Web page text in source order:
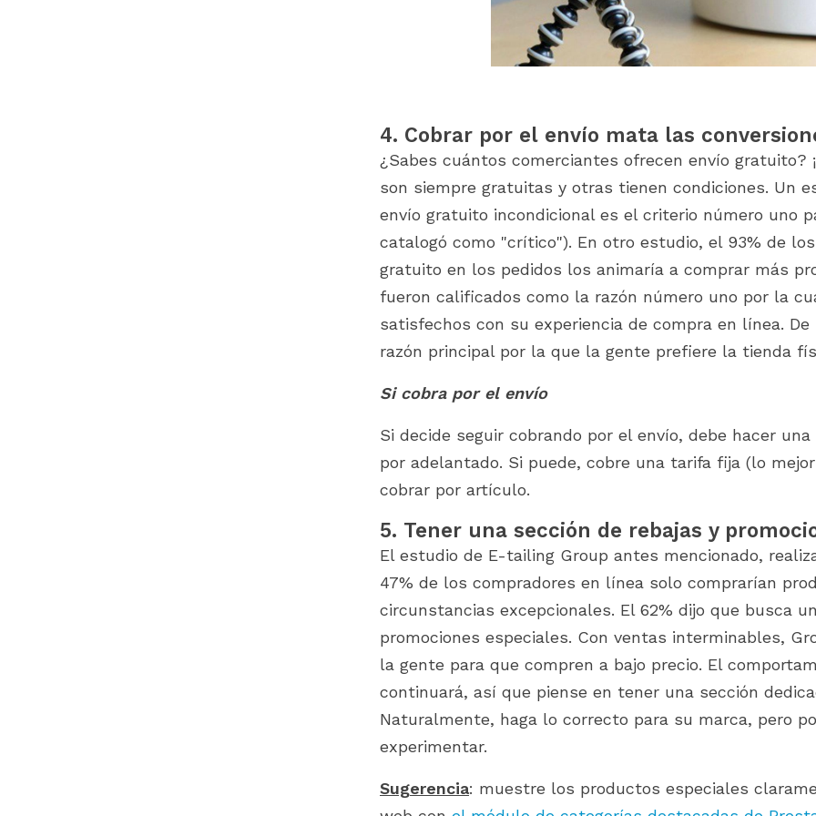
4. Cobrar por el envío mata las
¿Sabes cuántos comerciantes ofrecen envío gratuito?
son siempre gratuitas y otras tienen condiciones. Un
envío gratuito incondicional es el criterio número uno
catalogó como "crítico"). En otro estudio, el 93% de
gratuito en los pedidos los animaría a comprar más
fueron calificados como la razón número uno por la
satisfechos con su experiencia de compra en línea.
razón principal por la que la gente prefiere la tienda
Si cobra por el envío
Si decide seguir cobrando por el envío, debe hacer
por adelantado. Si puede, cobre una tarifa fija (lo
cobrar por artículo.
5. Tener una sección de rebajas y
El estudio de E-tailing Group antes mencionado,
47% de los compradores en línea solo comprarían
circunstancias excepcionales. El 62% dijo que busca
promociones especiales. Con ventas interminables,
la gente para que compren a bajo precio. El
continuará, así que piense en tener una sección
Naturalmente, haga lo correcto para su marca, pero
experimentar.
Sugerencia: muestre los productos especiales